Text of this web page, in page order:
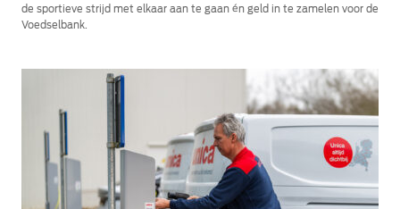
de sportieve strijd met elkaar aan te gaan én geld in te zamelen voor de
Voedselbank.